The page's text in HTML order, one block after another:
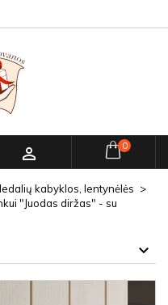
 0
kabyklos, lentynėlės
"Juodas diržas" - su